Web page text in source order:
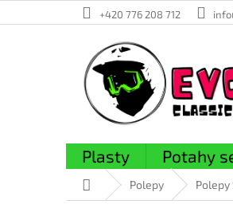
na
+420 776 208 712
Plasty Potahy
Domů Polepy Polepy